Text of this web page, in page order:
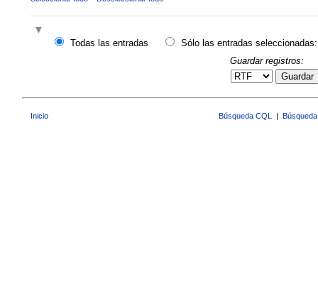
Todas las entradas
Sólo las entradas seleccionadas:
Guardar registros:
Guardar
Inicio Búsqueda CQL